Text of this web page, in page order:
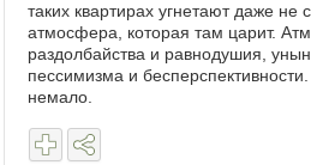
таких квартирах угнетают даже не
атмосфера, которая там царит.
раздолбайства и равнодушия,
пессимизма и
немало.